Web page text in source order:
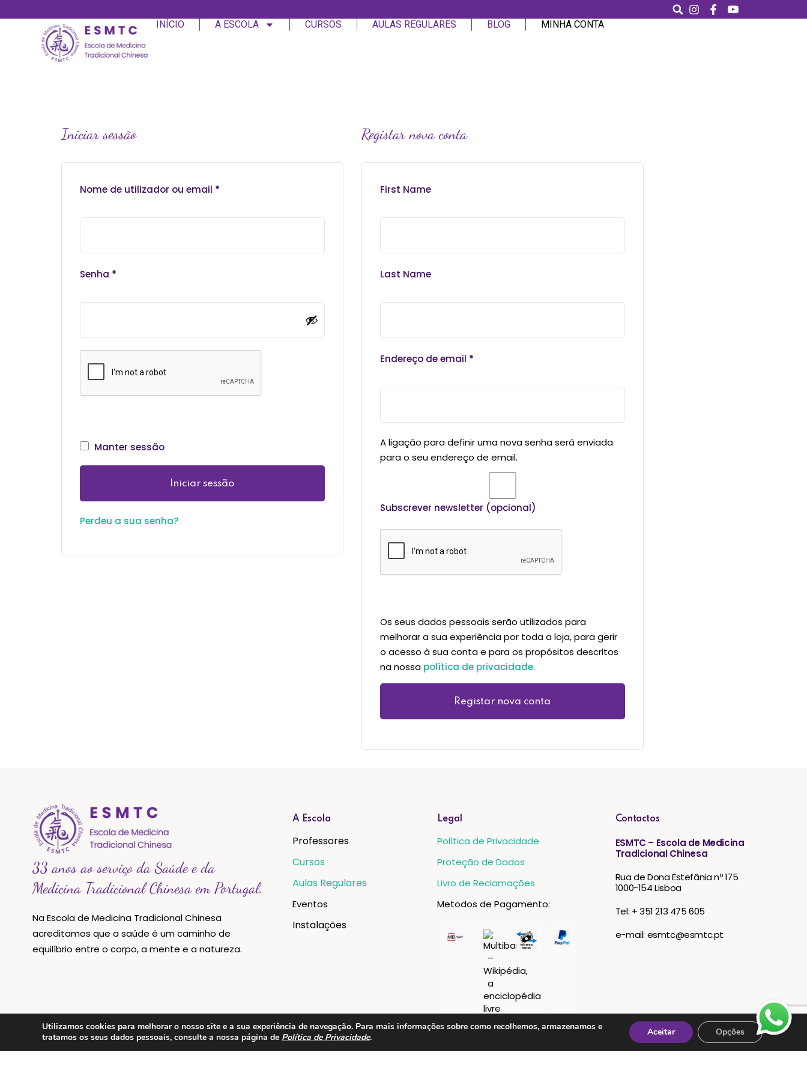
INÍCIO A ESCOLA CURSOS AULAS REGULARES BLOG MINHA CONTA
Iniciar sessão
Nome de utilizador ou email *
Senha *
Manter sessão
Iniciar sessão
Perdeu a sua senha?
Registar nova conta
First Name
Last Name
Endereço de email *
A ligação para definir uma nova senha será enviada
para o seu endereço de email.
Subscrever newsletter (opcional)
Os seus dados pessoais serão utilizados para
melhorar a sua experiência por toda a loja, para gerir
o acesso à sua conta e para os propósitos descritos
na nossa política de privacidade.
Registar nova conta
33 anos ao serviço da Saúde e da
Medicina Tradicional Chinesa em Portugal.
Na Escola de Medicina Tradicional Chinesa
acreditamos que a saúde é um caminho de
equilíbrio entre o corpo, a mente e a natureza.
A Escola
Professores
Cursos
Aulas Regulares
Eventos
Instalações
Legal
Política de Privacidade
Proteção de Dados
Livro de Reclamações
Metodos de Pagamento:
Contactos
ESMTC – Escola de Medicina
Tradicional Chinesa
Rua de Dona Estefânia nº 175
1000-154 Lisboa
Tel: + 351 213 475 605
e-mail: esmtc@esmtc.pt
Utilizamos cookies para melhorar o nosso site e a sua experiência de navegação. Para mais informações sobre como recolhemos, armazenamos e
tratamos os seus dados pessoais, consulte a nossa página de Política de Privacidade. Aceitar Opções
Lembrar-me